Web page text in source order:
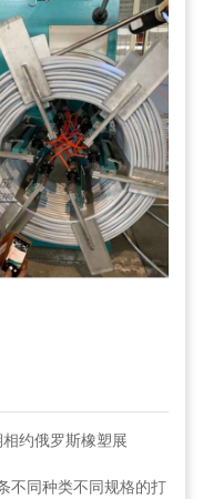
约俄罗斯橡塑展
不同种类不同规格的打